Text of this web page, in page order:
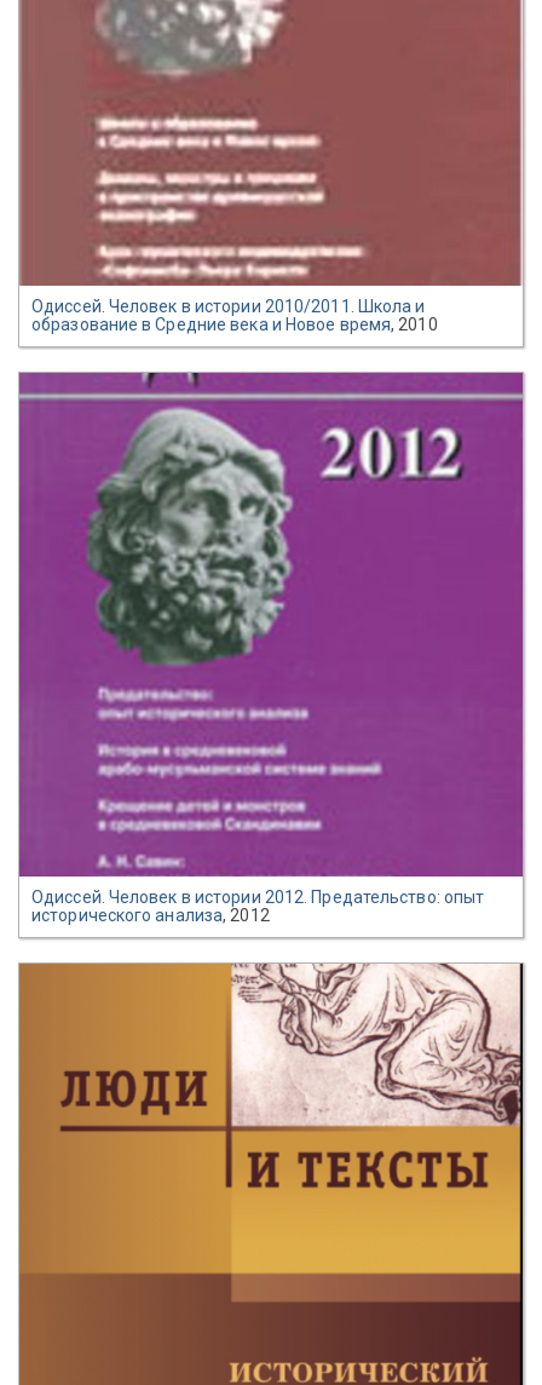
Одиссей. Человек в истории 2010/2011. Школа и
образование в Средние века и Новое время, 2010
Одиссей. Человек в истории 2012. Предательство: опыт
исторического анализа, 2012